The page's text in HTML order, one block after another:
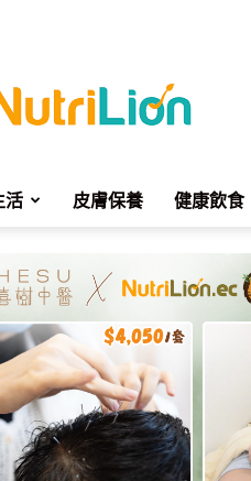
營
活 皮膚保養 健康飲食